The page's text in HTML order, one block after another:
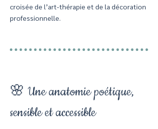
croisée de l’art-thérapie et de la décoration
professionnelle.
🌸 Une anatomie poétique,
sensible et accessible